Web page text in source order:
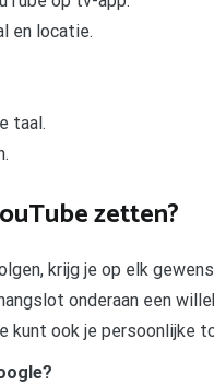
en locatie.
taal.
zetten?
krijg je op elk
onderaan een
kunt ook je persoonlijke